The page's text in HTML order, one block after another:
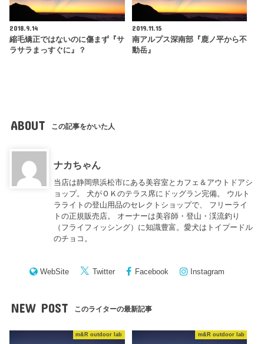
2018.9.14
縮毛矯正ではないのに傷まず『サ
ラサラまっすぐに』？
2019.11.15
南アルプス深南部『鹿ノ平から不
動岳』
ABOUT この記事をかいた人
ナカちゃん
当店は静岡県浜松市にある美容室とカフェ＆アウトドアシ
ョップ。 犬がＯＫのテラス席にドッグラン完備。 ウルト
ラライトの登山用品のセレクトショップで、 フリーライ
トの正規販売店。 オーナーは美容師・登山・渓流釣り
（フライフィッシング）に知識豊富。愛犬はトイプードル
のチョコ。
WebSite Twitter Facebook Instagram
NEW POST このライターの最新記事
m&R outdoor lab m&R outdoor lab